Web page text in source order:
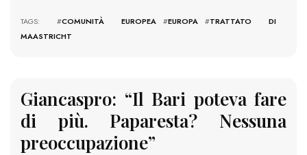
TAGS: #COMUNITÀ EUROPEA #EUROPA #TRATTATO DI
MAASTRICHT
Giancaspro: “Il Bari poteva fare
di più. Paparesta? Nessuna
preoccupazione”